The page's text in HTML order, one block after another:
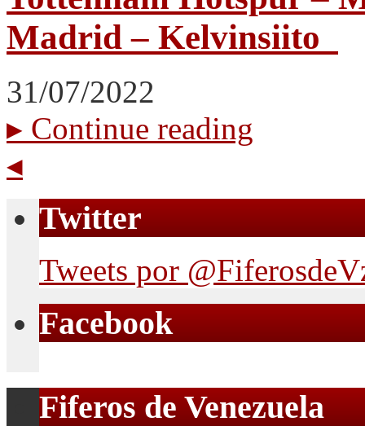
Madrid – Kelvinsiito_
31/07/2022
▸ Continue reading
◂
Twitter
Tweets por
Facebook
Fiferos de Venezuela